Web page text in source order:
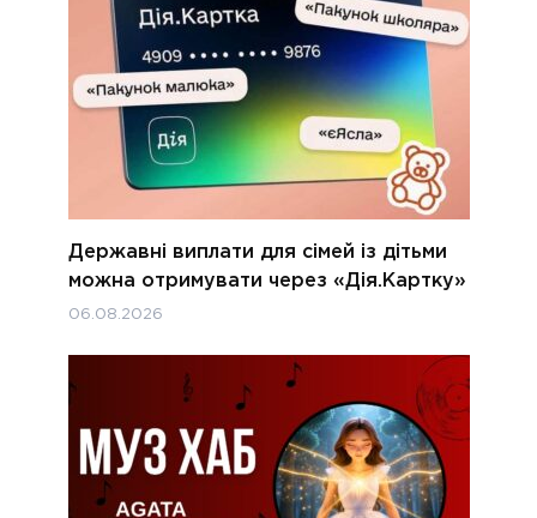
Державні виплати для сімей із дітьми
можна отримувати через «Дія.Картку»
06.08.2026